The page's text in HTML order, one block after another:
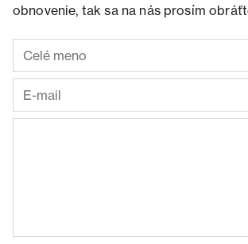
obnovenie, tak sa na nás prosím